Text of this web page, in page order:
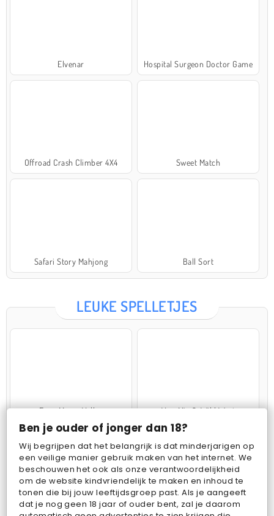
Ben je ouder of jonger dan 18?
Wij begrijpen dat het belangrijk is dat minderjarigen op
een veilige manier gebruik maken van het internet. We
beschouwen het ook als onze verantwoordelijkheid
om de website kindvriendelijk te maken en inhoud te
tonen die bij jouw leeftijdsgroep past. Als je aangeeft
dat je nog geen 18 jaar of ouder bent, zal je daarom
Elvenar Hospital Surgeon Doctor Game
Offroad Crash Climber 4X4 Sweet Match
Safari Story Mahjong Ball Sort
LEUKE SPELLETJES
Farm Merge Valley VegaMix 2: Wild West
Pop Fruit Bubbits